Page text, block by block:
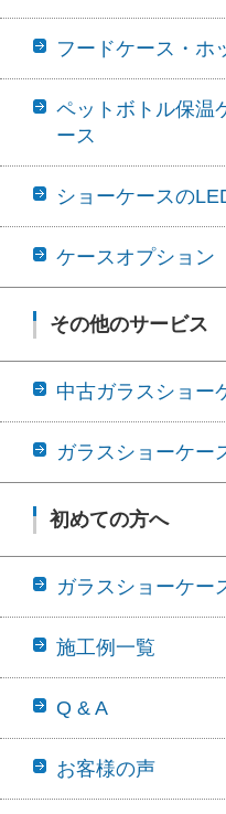
フードケース・ホ
ペットボトル保温
ース
ショーケースの
ケースオプション
その他のサービス
中古ガラスショー
ガラスショーケー
初めての方へ
ガラスショーケー
施工例一覧
Q & A
お客様の声